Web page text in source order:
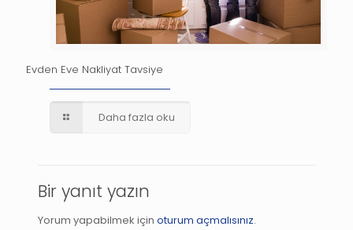
Evden Eve Nakliyat Tavsiye
Daha fazla oku
Bir yanıt yazın
Yorum yapabilmek için oturum açmalısınız.